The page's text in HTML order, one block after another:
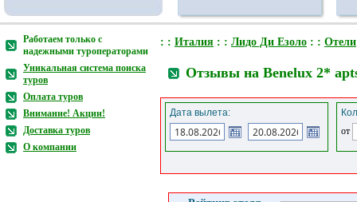
Работаем только с
надежными туроператорами
Уникальная система поиска
туров
Оплата туров
Внимание! Акции!
Доставка туров
О компании
: : Италия : : Лидо Ди Езоло : : Отели
Отзывы на Benelux 2*
Дата вылета:
от